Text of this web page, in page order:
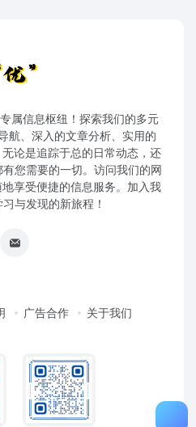
属信息枢纽！探索我们的多元
航、深入的文章分析、实用的
论是追踪于总的日常动态，还
您需要的一切。访问我们的网
享受便捷的信息服务。加入我
与发现的新旅程！
广告合作 关于我们